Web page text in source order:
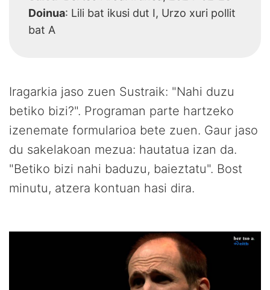
Doinua: Lili bat ikusi dut I, Urzo xuri pollit
bat A
Iragarkia jaso zuen Sustraik: "Nahi duzu
betiko bizi?". Programan parte hartzeko
izenemate formularioa bete zuen. Gaur jaso
du sakelakoan mezua: hautatua izan da.
"Betiko bizi nahi baduzu, baieztatu". Bost
minutu, atzera kontuan hasi dira.